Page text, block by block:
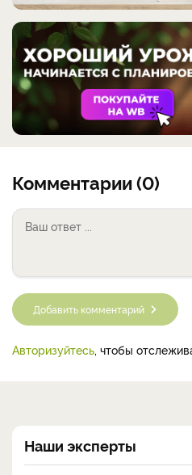
Комментарии (0)
Добавить комментарий
Авторизуйтесь , чтобы
Наши эксперты